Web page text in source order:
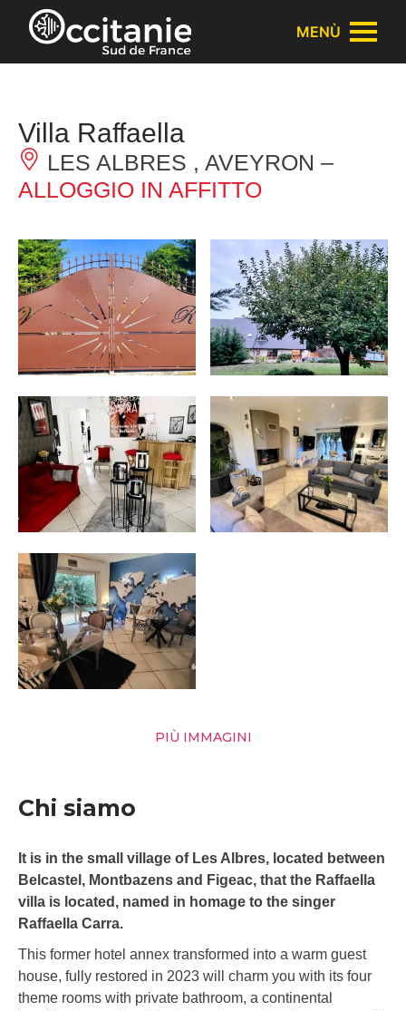
Pannello di gestione dei cookies
MENÙ
Villa Raffaella
LES ALBRES , AVEYRON –
ALLOGGIO IN AFFITTO
PIÙ IMMAGINI
Chi siamo
It is in the small village of Les Albres, located between
Belcastel, Montbazens and Figeac, that the Raffaella
villa is located, named in homage to the singer
Raffaella Carra.
This former hotel annex transformed into a warm guest
house, fully restored in 2023 will charm you with its four
theme rooms with private bathroom, a continental